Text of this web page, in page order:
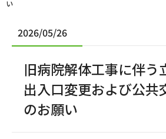
い
2026/05/26
旧病院解体工事に伴う
出入口変更および公共
のお願い